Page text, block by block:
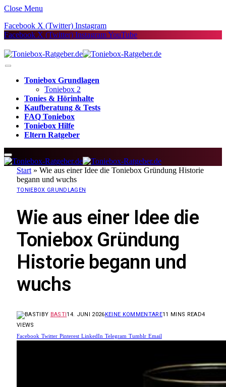
Close Menu
Facebook X (Twitter) Instagram
Facebook X (Twitter) InstagramYouTube
Toniebox Grundlagen
Toniebox 2
Tonies & Hörinhalte
Kaufberatung & Tests
FAQ Toniebox
Toniebox Hilfe
Eltern Ratgeber
Start » Wie aus einer Idee die Toniebox Gründung Historie
begann und wuchs
TONIEBOX GRUNDLAGEN
Wie aus einer Idee die
Toniebox Gründung
Historie begann und
wuchs
BY BASTI14. JUNI 2026KEINE KOMMENTARE11 MINS READ4
VIEWS
Facebook Twitter Pinterest LinkedIn Telegram Tumblr Email